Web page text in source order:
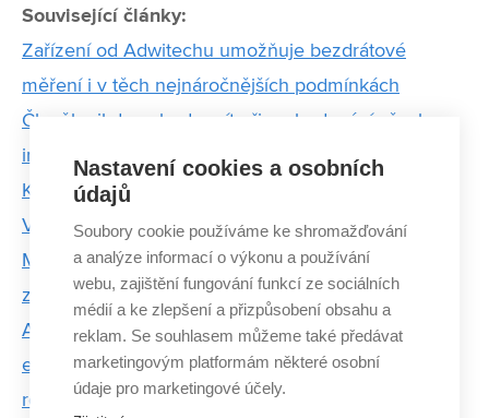
Související články:
Zařízení od Adwitechu umožňuje bezdrátové
měření i v těch nejnáročnějších podmínkách
Člověk nikdy nebude mít při rozhodování všechny
informace. Inženýring je vlastně řízení rizik, říká Jiří
Koutník z Voith
Vyšla nová dětská kniha absolventa FSI VUT.
Mimoprostor zábavným způsobem přibližuje
základy fyziky
Analytik Oldřich Sklenář: Problematika uhlíkových
emisí je komplexní. Nestačí přestat létat, ale
rozhodovat se na základě čísel
Nastavení cookies a osobních
údajů
Soubory cookie používáme ke shromažďování
a analýze informací o výkonu a používání
webu, zajištění fungování funkcí ze sociálních
médií a ke zlepšení a přizpůsobení obsahu a
reklam. Se souhlasem můžeme také předávat
marketingovým platformám některé osobní
údaje pro marketingové účely.